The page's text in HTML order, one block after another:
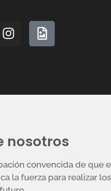
nosotros
convencida de que
la fuerza para realizar